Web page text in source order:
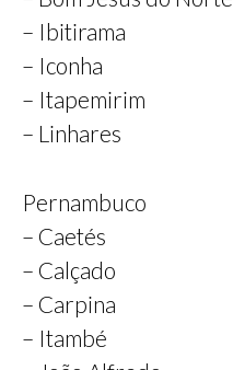
– Ibitirama
– Iconha
– Itapemirim
– Linhares
Pernambuco
– Caetés
– Calçado
– Carpina
– Itambé